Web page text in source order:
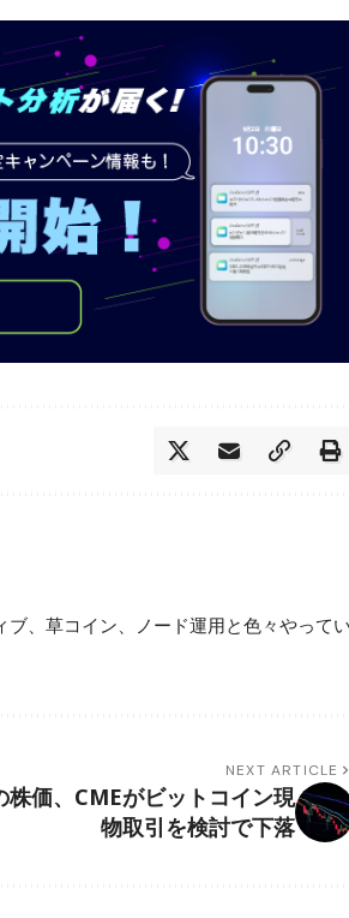
、草コイン、ノード運用と色々やって
NEXT ARTICLE
株価、CMEがビットコイン現
物取引を検討で下落